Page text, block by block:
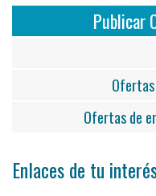
Publicar
Ofertas de
Enlaces de tu